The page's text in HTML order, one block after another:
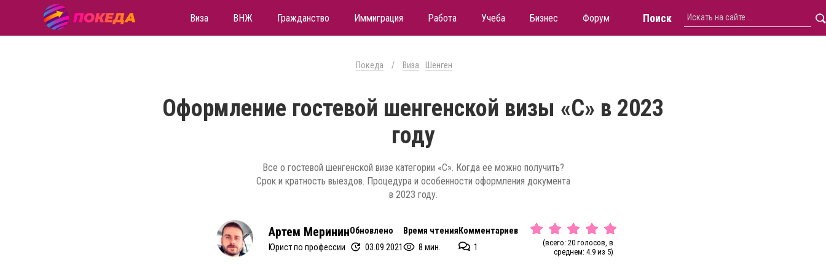
Виза ВНЖ Гражданство Иммиграция Работа Учеба Бизнес Форум Поиск
Покеда / Виза Шенген
Оформление гостевой шенгенской визы «C» в 2023
году
Все о гостевой шенгенской визе категории «С». Когда ее можно получить?
Срок и кратность выездов. Процедура и особенности оформления документа
в 2023 году.
Артем Меринин
Юрист по профессии
Обновлено
03.09.2021
Время чтения
8 мин.
Комментариев
1
(всего: 20 голосов, в
среднем: 4.9 из 5)